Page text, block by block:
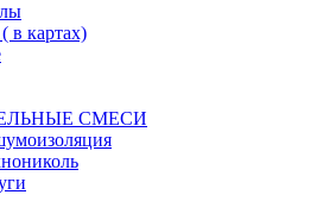
в картах)
СМЕСИ